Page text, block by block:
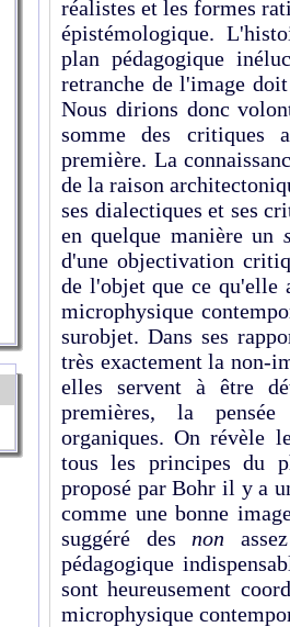
réalistes et les formes
épistémologique.
plan pédagogique
retranche de l'image
Nous dirions donc
somme des critiques
première. La
de la raison
ses dialectiques et ses
en quelque manière un
d'une objectivation
de l'objet que ce qu'elle
microphysique
surobjet. Dans ses
très exactement la non-
elles servent à être
premières, la
organiques. On révèle
tous les principes du
proposé par Bohr il y a
comme une bonne
suggéré des non
pédagogique
sont heureusement
microphysique